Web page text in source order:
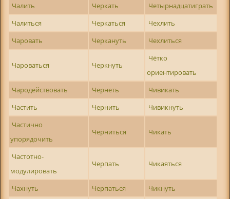
Чалить
Черкать
Четырнадцатиграть
Чалиться
Черкаться
Чехлить
Чаровать
Черкануть Чехлиться
Чароваться Черкнуть
Чётко
ориентировать
Чародействовать
Чернеть
Чивикать
Частить
Чернить
Чивикнуть
Частично
упорядочить
Черниться Чикать
Частотно-
модулировать
Черпать Чикаяться
Чахнуть Черпаться
Чикнуть